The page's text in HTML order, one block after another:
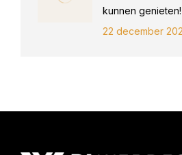
kunnen genieten!
22 december